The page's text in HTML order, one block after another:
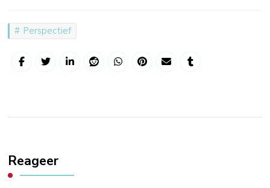
Perspectief
Reageer